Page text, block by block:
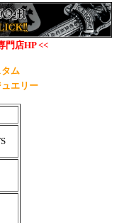
門店HP <<
ム
エリー